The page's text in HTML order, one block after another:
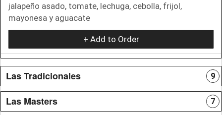
jalapeño asado, tomate, lechuga, cebolla, frijol,
mayonesa y aguacate
+ Add to Order
Las Tradicionales 9
Las Masters 7